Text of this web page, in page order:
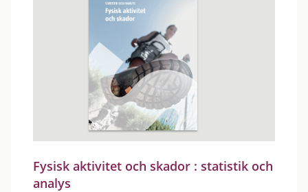
Fysisk aktivitet och skador : statistik och
analys